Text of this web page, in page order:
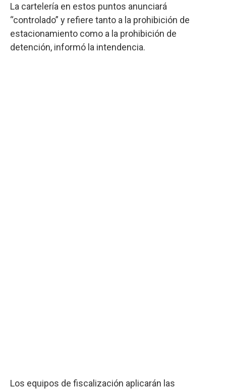
La cartelería en estos puntos anunciará
“controlado” y refiere tanto a la prohibición de
estacionamiento como a la prohibición de
detención, informó la intendencia.
Los equipos de fiscalización aplicarán las